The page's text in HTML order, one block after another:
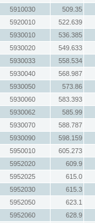
5910030
509.35
5920010
522.639
5930010
536.385
5930020
549.633
5930033
558.534
5930040
568.987
5930050
573.86
5930060
583.393
5930062
585.99
5930070
588.787
5930090
598.159
5950010
605.273
5952020
609.9
5952025
615.0
5952030
615.3
5952050
623.1
5952060
628.9